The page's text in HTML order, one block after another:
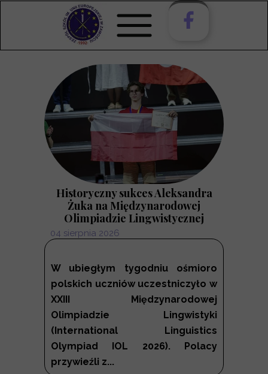
Historyczny sukces Aleksandra
Żuka na Międzynarodowej
Olimpiadzie Lingwistycznej
04 sierpnia 2026
W ubiegłym tygodniu ośmioro
polskich uczniów uczestniczyło w
XXIII Międzynarodowej
Olimpiadzie Lingwistyki
(International Linguistics
Olympiad IOL 2026). Polacy
przywieźli z...